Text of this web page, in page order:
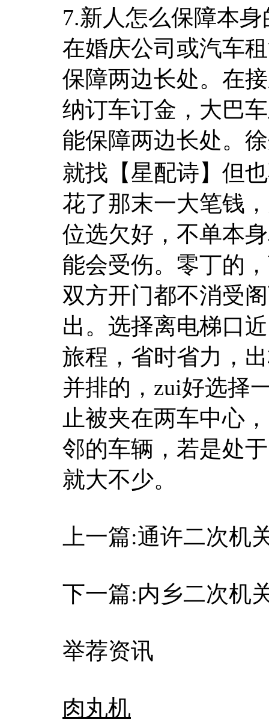
7.新人怎么保障本身
在婚庆公司或汽车
保障两边长处。在
纳订车订金，大巴
能保障两边长处。
就找【星配诗】但
花了那末一大笔钱
位选欠好，不单本
能会受伤。零丁的
双方开门都不消受
出。选择离电梯口
旅程，省时省力，
并排的，zui好选择
止被夹在两车中心
邻的车辆，若是处
就大不少。
上一篇:通许二次机
下一篇:内乡二次机
举荐资讯
肉丸机